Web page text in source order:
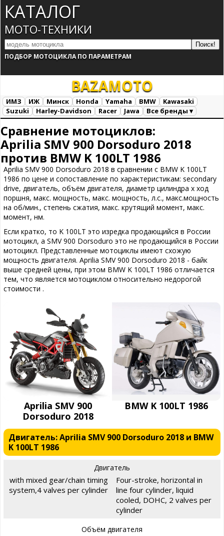
КАТАЛОГ
МОТО-ТЕХНИКИ
ПОДБОР МОТОЦИКЛА ПО ПАРАМЕТРАМ
BAZAMOTO
ИМЗ ИЖ Минск Honda Yamaha BMW
Kawasaki
Suzuki
Harley-Davidson Racer Jawa
Все бренды ▾
Сравнение мотоциклов:
Aprilia SMV 900 Dorsoduro 2018
против BMW K 100LT 1986
Aprilia SMV 900 Dorsoduro 2018 в сравнении с BMW K 100LT
1986 по цене и сопоставление по характеристикам: secondary
drive, двигатель, объём двигателя, диаметр цилиндра х ход
поршня, макс. мощность, макс. мощность, л.с., макс.мощность
на об/мин., степень сжатия, макс. крутящий момент, макс.
момент, нм.
Если кратко, то K 100LT это изредка продающийся в России
мотоцикл, а SMV 900 Dorsoduro это не продающийся в России
мотоцикл. Представленные мотоциклы имеют схожую
мощность двигателя. Aprilia SMV 900 Dorsoduro 2018 - байк
выше средней цены, при этом BMW K 100LT 1986 отличается
тем, что является мотоциклом относительно недорогой
стоимости .
Aprilia SMV 900
Dorsoduro 2018
BMW K 100LT 1986
Двигатель: Aprilia SMV 900 Dorsoduro 2018 и BMW
K 100LT 1986
Двигатель
with mixed gear/chain timing
system,4 valves per cylinder
Four-stroke, horizontal in
line four cylinder, liquid
cooled, DOHC, 2 valves per
cylinder
Объём двигателя